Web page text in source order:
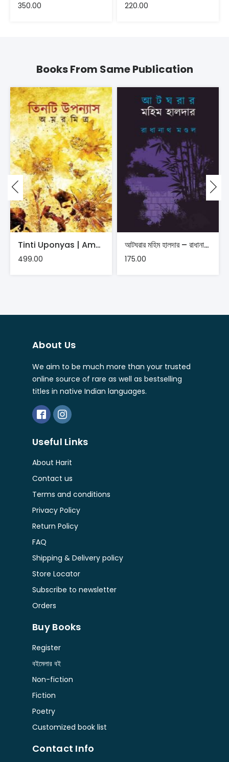
350.00 220.00
Books From Same Publication
Tinti Uponyas | Amar Mitra
499.00
আটঘরার মহিম হালদার – রাধানাথ মণ্ডল
175.00
About Us
We aim to be much more than your trusted
online source of rare as well as bestselling
titles in native Indian languages.
Useful Links
About Harit
Contact us
Terms and conditions
Privacy Policy
Return Policy
FAQ
Shipping & Delivery policy
Store Locator
Subscribe to newsletter
Orders
Buy Books
Register
বইমেলার বই
Non-fiction
Fiction
Poetry
Customized book list
Contact Info